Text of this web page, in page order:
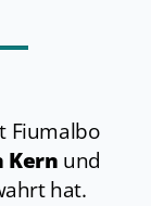
Fiumalbo
Kern und
hat.